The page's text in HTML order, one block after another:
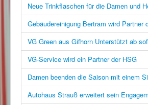
Neue Trinkflaschen für die Damen und
Gebäudereinigung Bertram wird Partner
VG Green aus Gifhorn Unterstützt ab
VG-Service wird ein Partner der HSG
Damen beenden die Saison mit einem
Autohaus Strauß erweitert sein